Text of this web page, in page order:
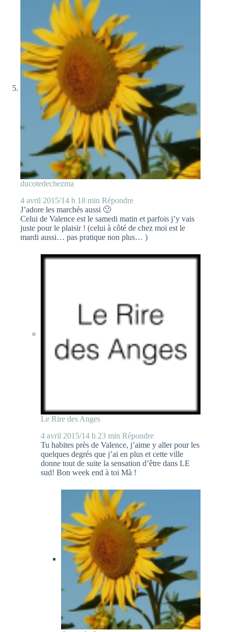
ducotedechezma
4 avril 2015/14 h 18 min Répondre
J’adore les marchés aussi 🙂
Celui de Valence est le samedi matin et parfois j’y vais
juste pour le plaisir ! (celui à côté de chez moi est le
mardi aussi… pas pratique non plus… )
Le Rire des Anges
4 avril 2015/14 h 23 min Répondre
Tu habites près de Valence, j’aime y aller pour les
quelques degrés que j’ai en plus et cette ville
donne tout de suite la sensation d’être dans LE
sud! Bon week end à toi Mà !